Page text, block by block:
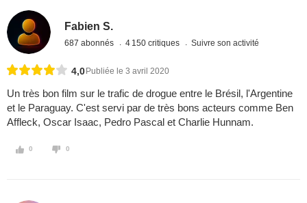
Fabien S.
687 abonnés 4 150 critiques Suivre son activité
4,0 Publiée le 3 avril 2020
Un très bon film sur le trafic de drogue entre le Brésil, l'Argentine
et le Paraguay. C'est servi par de très bons acteurs comme Ben
Affleck, Oscar Isaac, Pedro Pascal et Charlie Hunnam.
0 0